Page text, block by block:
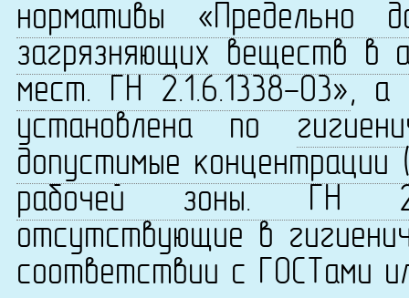
нормативы «Предельно
загрязняющих веществ в
мест. ГН 2.1.6.1338-03», а
установлена по
допустимые
рабочей зоны. ГН
отсутствующие в
соответствии с ГОСТами